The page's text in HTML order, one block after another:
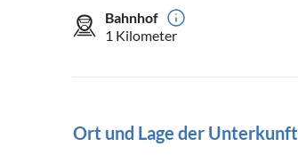
Bahnhof
1 Kilometer
Ort und Lage der Unterkunft